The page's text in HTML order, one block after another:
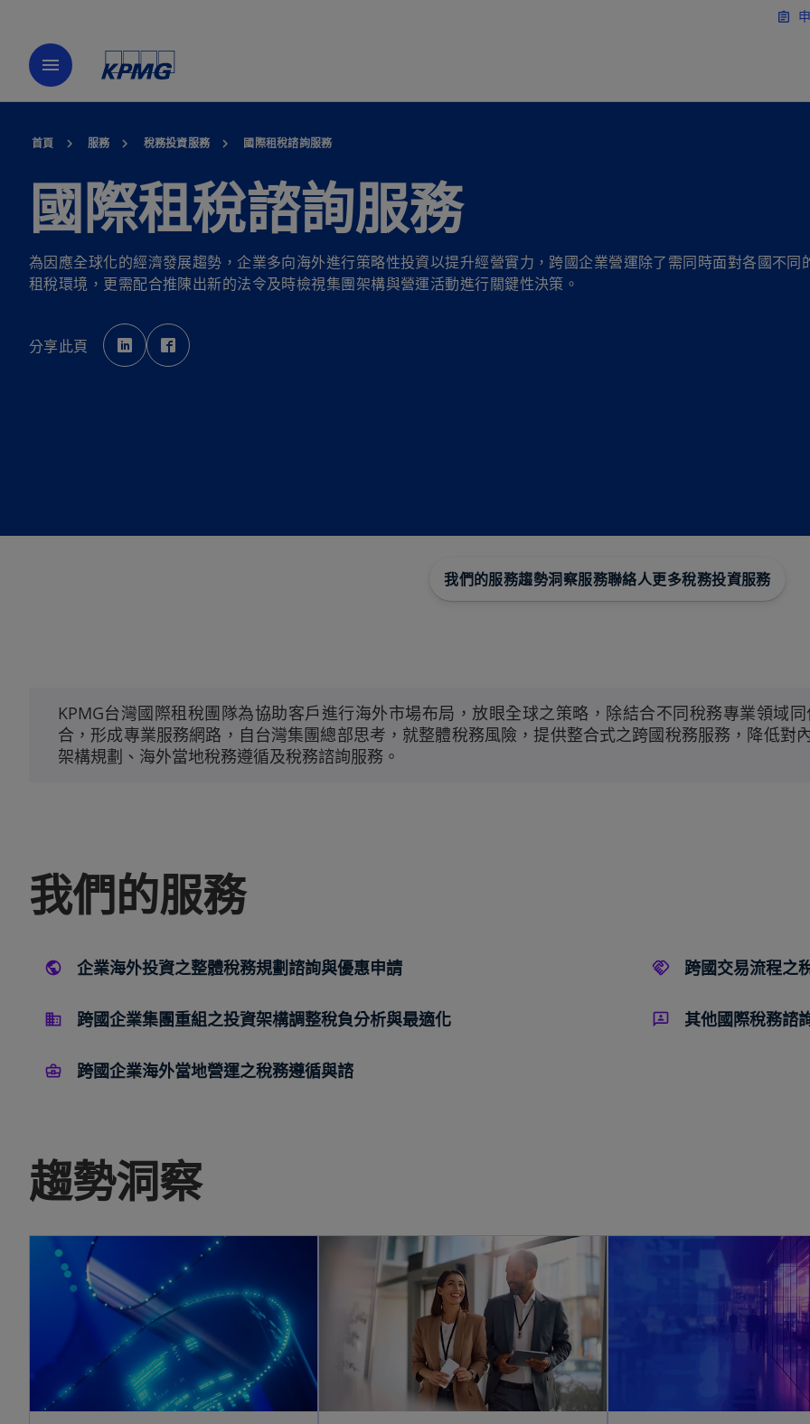
assignment
menu
首頁 服務 稅務投資服務 國際租稅諮詢服務
國際租稅諮詢服務
為因應全球化的經濟發展趨勢，企業多向海外進行策略性投資以提升經營實力，跨國企業營運除了需同時面對各國不同
租稅環境，更需配合推陳出新的法令及時檢視集團架構與營運活動進行關鍵性決策。
分享此頁
在
新
標
籤
新
標
我們的服務趨勢洞察服務聯絡人更多稅務投資服務
KPMG台灣國際租稅團隊為協助客戶進行海外市場布局，放眼全球之策略，除結合不同稅務專業領域
合，形成專業服務網路，自台灣集團總部思考，就整體稅務風險，提供整合式之跨國稅務服務，降低對
架構規劃、海外當地稅務遵循及稅務諮詢服務。
我們的服務
企業海外投資之整體稅務規劃諮詢與優惠申請
跨國企業集團重組之投資架構調整稅負分析與最適化
跨國企業海外當地營運之稅務遵循與諮
跨國交易流程之
其他國際稅務諮
趨勢洞察
在新標籤中開啟 在新標籤中開啟